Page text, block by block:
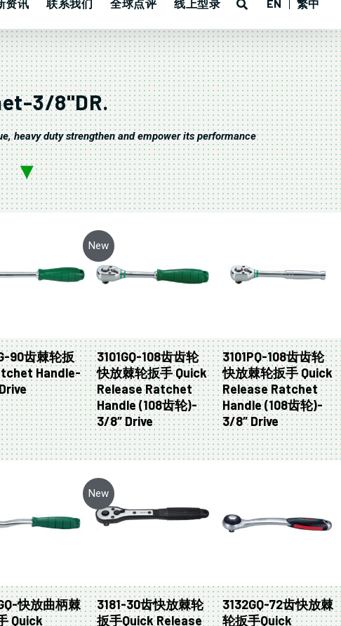
资讯 联系我们 全球点评 线上型录 EN 繁中
3/8"DR.
heavy duty strengthen and empower its performance
90齿棘轮扳
Handle-
New
3101GQ-108齿齿轮
快放棘轮扳手 Quick
Release Ratchet
Handle (108齿轮)-
3/8″ Drive
3101PQ-108齿齿轮
快放棘轮扳手 Quick
Release Ratchet
Handle (108齿轮)-
3/8″ Drive
快放曲柄棘
Quick
New
3181-30齿快放棘轮
扳手Quick Release
3132GQ-72齿快放棘
轮扳手Quick